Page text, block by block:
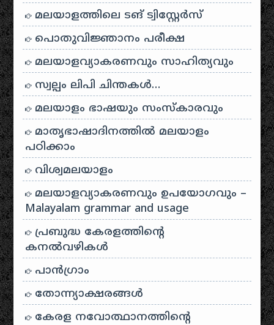
മലയാളത്തിലെ ടങ് ട്വിസ്റ്റേർസ്
പൊതുവിജ്ഞാനം പരീക്ഷ
മലയാളവ്യാകരണവും സാഹിത്യവും
സ്വല്പം ലിപി ചിന്തകൾ…
മലയാളം ഭാഷയും സംസ്കാരവും
മാതൃഭാഷാദിനത്തിൽ മലയാളം
പഠിക്കാം
വിശ്വമലയാളം
മലയാളവ്യാകരണവും ഉപയോഗവും –
Malayalam grammar and usage
പ്രബുദ്ധ കേരളത്തിന്റെ
കനൽവഴികൾ
പാന്‍ഗ്രാം
തോന്ന്യാക്ഷരങ്ങള്‍
കേരള നവോത്ഥാനത്തിന്റെ